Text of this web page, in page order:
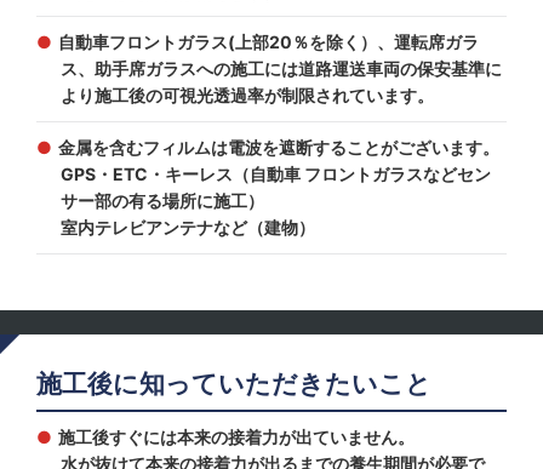
自動車フロントガラス(上部20％を除く）、運転席ガラ
ス、助手席ガラスへの施工には道路運送車両の保安基準に
より施工後の可視光透過率が制限されています。
金属を含むフィルムは電波を遮断することがございます。
GPS・ETC・キーレス（自動車 フロントガラスなどセン
サー部の有る場所に施工）
室内テレビアンテナなど（建物）
施工後に知っていただきたいこと
施工後すぐには本来の接着力が出ていません。
水が抜けて本来の接着力が出るまでの養生期間が必要で